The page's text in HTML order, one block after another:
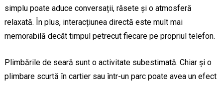
simplu poate aduce conversații, râsete și o atmosferă
relaxată. În plus, interacțiunea directă este mult mai
memorabilă decât timpul petrecut fiecare pe propriul telefon.
Plimbările de seară sunt o activitate subestimată. Chiar și o
plimbare scurtă în cartier sau într-un parc poate avea un efect